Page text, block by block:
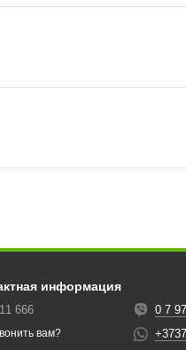
информация
666
вам?
0 7